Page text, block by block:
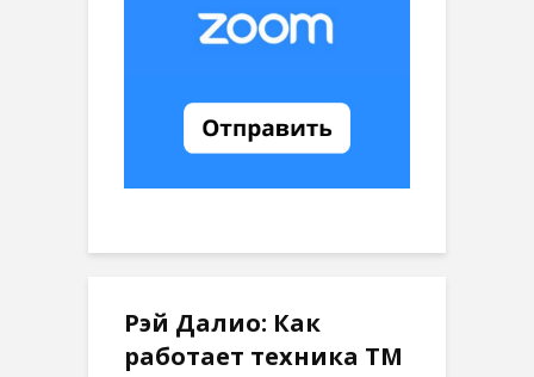
Рэй Далио: Как
работает техника ТМ